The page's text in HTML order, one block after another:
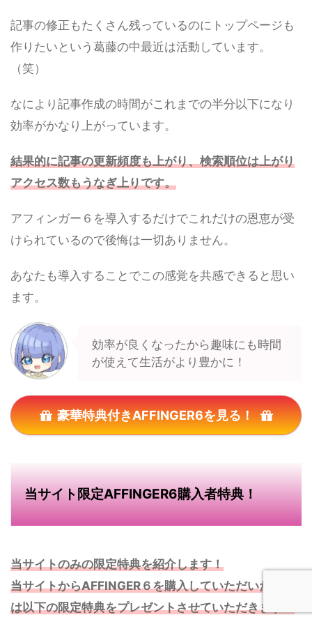
記事の修正もたくさん残っているのにトップページも
作りたいという葛藤の中最近は活動しています。
（笑）
なにより記事作成の時間がこれまでの半分以下になり
効率がかなり上がっています。
結果的に記事の更新頻度も上がり、検索順位は上がり
アクセス数もうなぎ上りです。
アフィンガー６を導入するだけでこれだけの恩恵が受
けられているので後悔は一切ありません。
あなたも導入することでこの感覚を共感できると思い
ます。
効率が良くなったから趣味にも時間
が使えて生活がより豊かに！
豪華特典付きAFFINGER6を見る！
当サイト限定AFFINGER6購入者特典！
当サイトのみの限定特典を紹介します！
当サイトからAFFINGER６を購入していただいた方に
は以下の限定特典をプレゼントさせていただきます！